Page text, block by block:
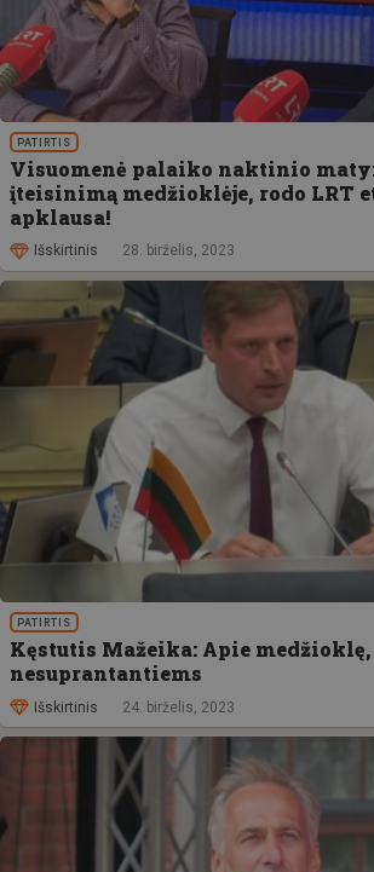
PATIRTIS
Visuomenė palaiko naktinio
įteisinimą medžioklėje, rodo LRT
apklausa!
Išskirtinis 28. birželis, 2023
PATIRTIS
Kęstutis Mažeika: Apie medžioklę,
nesuprantantiems
Išskirtinis 24. birželis, 2023